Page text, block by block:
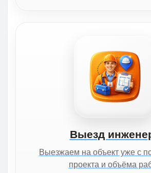
Выезд
Выезжаем на объект уже с
проекта и объёма